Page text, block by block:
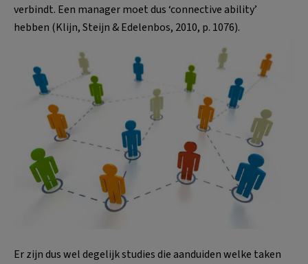
verbindt. Een manager moet dus ‘connective ability’
hebben (Klijn, Steijn & Edelenbos, 2010, p. 1076).
Er zijn dus wel degelijk studies die aanduiden welke taken